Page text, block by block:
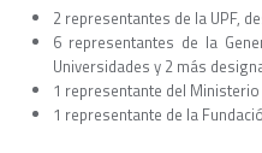
2 representantes de la UPF,
6 representantes de la
Universidades y 2 más
1 representante del
1 representante de la